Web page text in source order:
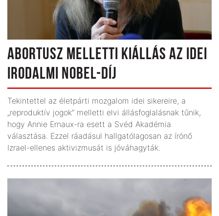
ABORTUSZ MELLETTI KIÁLLÁS AZ IDEI
IRODALMI NOBEL-DÍJ
Tekintettel az életpárti mozgalom idei sikereire, a
„reproduktív jogok” melletti elvi állásfoglalásnak tűnik,
hogy Annie Ernaux-ra esett a Svéd Akadémia
választása. Ezzel ráadásul hallgatólagosan az írónő
Izrael-ellenes aktivizmusát is jóváhagyták.